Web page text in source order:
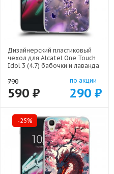
Дизайнерский пластиковый
чехол для Alcatel One Touch
Idol 3 (4.7) бабочки и лаванда
790
590 ₽
по акции
290 ₽
-25%